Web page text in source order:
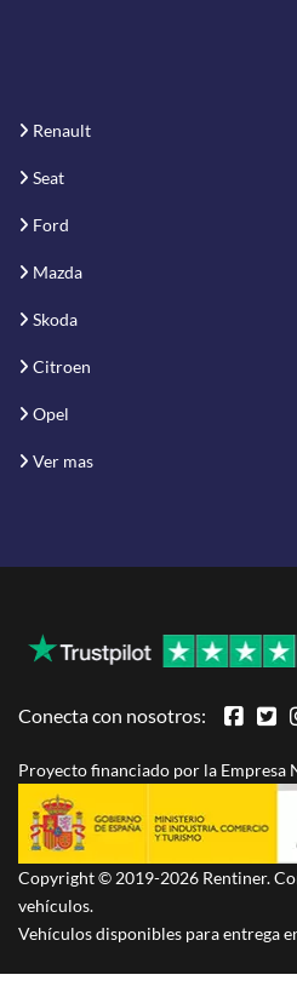
Renault
Seat
Ford
Mazda
Skoda
Citroen
Opel
Ver mas
Conecta con nosotros:
Proyecto financiado por la Empresa
Copyright © 2019-2026 Rentiner.
vehículos.
Vehículos disponibles para entrega